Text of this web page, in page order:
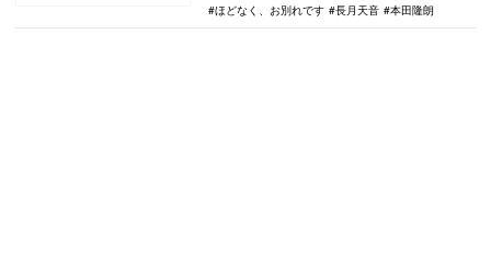
ほどなく、お別れです
長月天音 本田隆朗